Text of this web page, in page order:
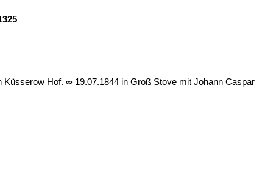
Küsserow Hof. ∞ 19.07.1844 in Groß Stove mit Johann Caspar